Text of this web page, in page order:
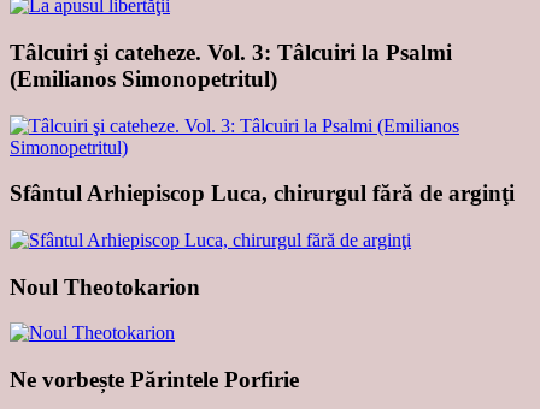
Tâlcuiri şi cateheze. Vol. 3: Tâlcuiri la Psalmi
(Emilianos Simonopetritul)
Sfântul Arhiepiscop Luca, chirurgul fără de arginţi
Noul Theotokarion
Ne vorbește Părintele Porfirie